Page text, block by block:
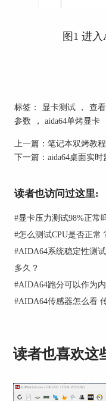
图1 进
选项，我们选择
图2
在图3所示的测试
高于0%的，很多用
算测试为何CPU
压力测试是基于
CPU编译发出，
于两条指令间有时
100%负荷工作，
同样处于工作状态
标签： 显卡测试 ， 查
参数
， aida64单烤显卡
上一篇： 笔记本双烤教
下一篇： aida64桌面实
读者也访问过这里:
#显卡压力测试98%正常
#怎么测试CPU是否正常
#AIDA64系统稳定性测
多久？
#AIDA64跑分可以作为
#AIDA64传感器怎么看
读者也喜欢这